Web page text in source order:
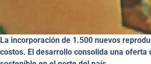
La incorporación de 1.500 nuevos
costos. El desarrollo consolida una